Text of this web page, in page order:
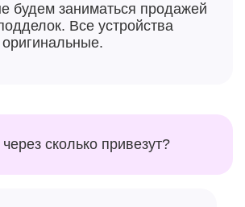
Retina
в MacBook Air, с поддержкой 1
Текст сверхчёткий, а фотографии
с невероятным контрастом и
будем заниматься продажей
Все устройства
сколько привезут?